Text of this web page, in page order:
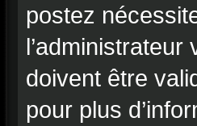
postez
doivent être
pour plus